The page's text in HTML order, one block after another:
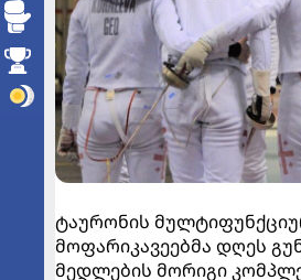
ტაურონის
მოფარიკავეებმა დღეს
მედლების მორიგი